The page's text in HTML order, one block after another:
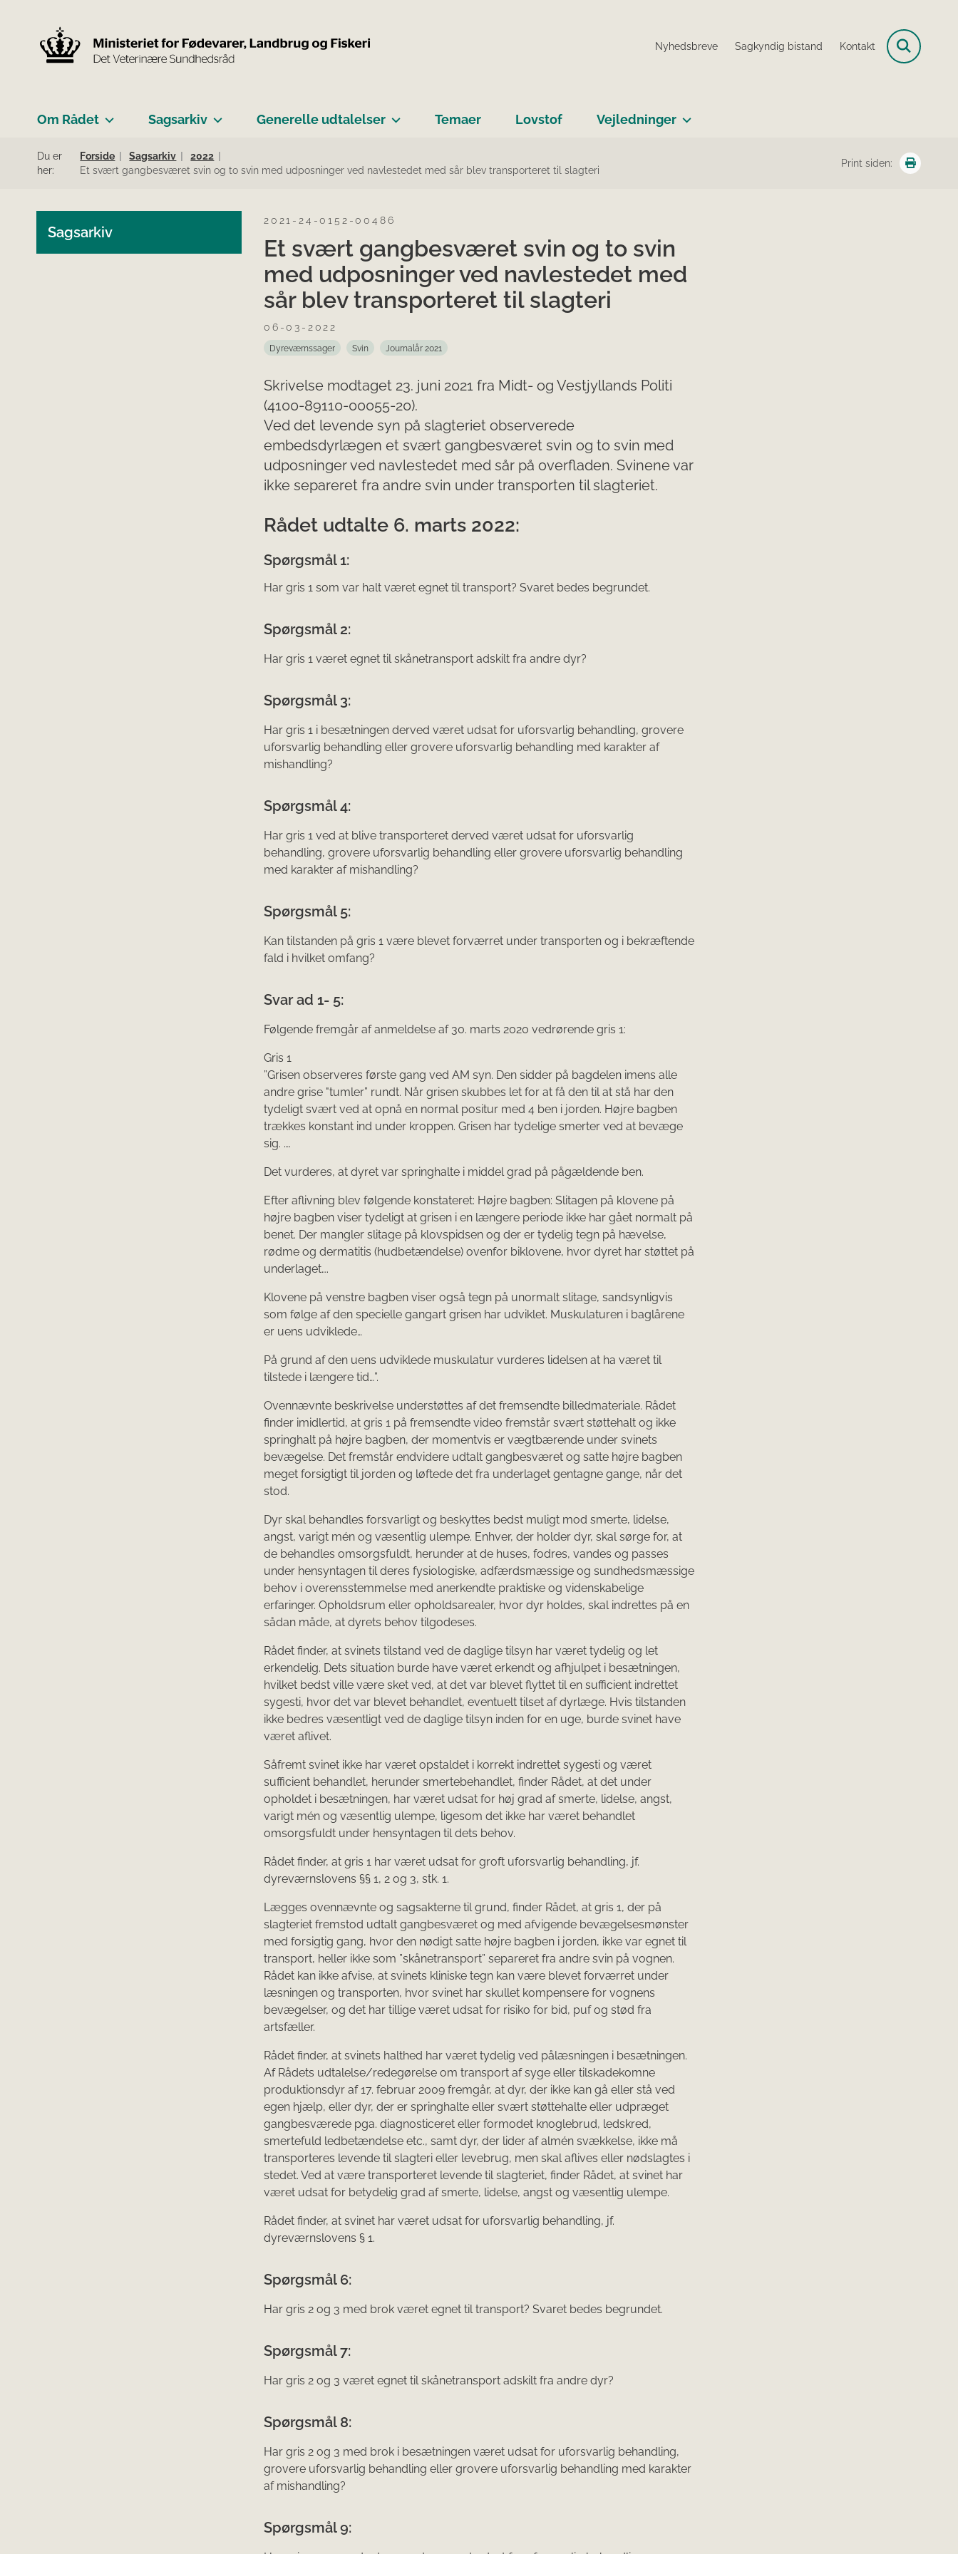
Nyhedsbreve Sagkyndig bistand Kontakt
Om Rådet Sagsarkiv Generelle udtalelser Temaer Lovstof Vejledninger
Du er
her:
Forside Sagsarkiv
2022
Et svært gangbesværet svin og to svin med udposninger ved navlestedet med sår blev transporteret til slagteri
Print siden:
Sagsarkiv
2021-24-0152-00486
Et svært gangbesværet svin og to svin
med udposninger ved navlestedet med
sår blev transporteret til slagteri
06-03-2022
Dyreværnssager Svin Journalår 2021
Skrivelse modtaget 23. juni 2021 fra Midt- og Vestjyllands Politi
(4100-89110-00055-20).
Ved det levende syn på slagteriet observerede
embedsdyrlægen et svært gangbesværet svin og to svin med
udposninger ved navlestedet med sår på overfladen. Svinene var
ikke separeret fra andre svin under transporten til slagteriet.
Rådet udtalte 6. marts 2022:
Spørgsmål 1:
Har gris 1 som var halt været egnet til transport? Svaret bedes begrundet.
Spørgsmål 2:
Har gris 1 været egnet til skånetransport adskilt fra andre dyr?
Spørgsmål 3:
Har gris 1 i besætningen derved været udsat for uforsvarlig behandling, grovere
uforsvarlig be­handling eller grovere uforsvarlig behandling med karakter af
mishandling?
Spørgsmål 4:
Har gris 1 ved at blive transporteret derved været udsat for uforsvarlig
behandling, grovere ufor­svarlig behandling eller grovere uforsvarlig behandling
med karakter af mishandling?
Spørgsmål 5:
Kan tilstanden på gris 1 være blevet forværret under transporten og i bekræftende
fald i hvilket omfang?
Svar ad 1- 5:
Følgende fremgår af anmeldelse af 30. marts 2020 vedrørende gris 1:
Gris 1
”Grisen observeres første gang ved AM syn. Den sidder på bagdelen imens alle
andre grise "tumler” rundt. Når grisen skubbes let for at få den til at stå har den
tydeligt svært ved at opnå en normal positur med 4 ben i jorden. Højre bagben
trækkes kon­stant ind under kroppen. Grisen har tydelige smerter ved at bevæge
sig. ….
Det vurderes, at dyret var springhalte i middel grad på pågældende ben.
Efter aflivning blev følgende konstateret: Højre bagben: Slitagen på klovene på
højre bagben viser tydeligt at grisen i en længere periode ikke har gået normalt på
benet. Der mangler slitage på klovspidsen og der er tydelig tegn på hævelse,
rødme og dermatitis (hudbetændelse) ovenfor biklovene, hvor dyret har støttet på
underlaget….
Klovene på venstre bagben viser også tegn på unormalt slitage, sandsynligvis
som følge af den specielle gangart grisen har udviklet. Muskulaturen i baglårene
er uens udviklede…
På grund af den uens udviklede muskulatur vurderes lidelsen at ha været til
tilstede i længere tid…”.
Ovennævnte beskrivelse understøttes af det fremsendte billedmateriale. Rådet
finder imidlertid, at gris 1 på fremsendte video fremstår svært støttehalt og ikke
springhalt på højre bagben, der momentvis er vægtbærende under svinets
bevægelse. Det fremstår endvidere udtalt gangbesværet og satte højre bagben
meget forsigtigt til jorden og løftede det fra underlaget gentagne gange, når det
stod.
Dyr skal behandles forsvarligt og beskyttes bedst muligt mod smerte, lidelse,
angst, varigt mén og væsentlig ulempe. Enhver, der holder dyr, skal sørge for, at
de behandles omsorgsfuldt, herunder at de huses, fodres, vandes og passes
under hensyntagen til deres fysiologiske, adfærdsmæssige og sundhedsmæssige
behov i overensstemmelse med anerkendte praktiske og videnskabelige
erfaringer. Opholdsrum eller opholdsarealer, hvor dyr holdes, skal indrettes på en
sådan måde, at dyrets behov tilgodeses.
Rådet finder, at svinets tilstand ved de daglige tilsyn har været tydelig og let
erkendelig. Dets situation burde have været erkendt og afhjulpet i besætningen,
hvilket bedst ville være sket ved, at det var blevet flyttet til en sufficient indrettet
sygesti, hvor det var blevet behandlet, eventuelt tilset af dyrlæge. Hvis tilstanden
ikke bedres væsentligt ved de daglige tilsyn inden for en uge, burde svinet have
været aflivet.
Såfremt svinet ikke har været opstaldet i korrekt indrettet sygesti og været
sufficient behandlet, herunder smertebehandlet, finder Rådet, at det under
opholdet i besætningen, har været udsat for høj grad af smerte, lidelse, angst,
varigt mén og væsentlig ulempe, ligesom det ikke har været behandlet
omsorgsfuldt under hensyntagen til dets behov.
Rådet finder, at gris 1 har været udsat for groft uforsvarlig behandling, jf.
dyreværnslovens §§ 1, 2 og 3, stk. 1.
Lægges ovennævnte og sagsakterne til grund, finder Rådet, at gris 1, der på
slagteriet fremstod udtalt gangbesværet og med afvigende bevægelsesmønster
med forsigtig gang, hvor den nødigt satte højre bagben i jorden, ikke var egnet til
transport, heller ikke som ”skånetransport” separeret fra andre svin på vognen.
Rådet kan ikke afvise, at svinets kliniske tegn kan være blevet forværret under
læsningen og transporten, hvor svinet har skullet kompensere for vognens
bevægelser, og det har tillige været udsat for risiko for bid, puf og stød fra
artsfæller.
Rådet finder, at svinets halthed har været tydelig ved pålæsningen i besætningen.
Af Rådets udtalelse/redegørelse om transport af syge eller tilskadekomne
produktionsdyr af 17. februar 2009 fremgår, at dyr, der ikke kan gå eller stå ved
egen hjælp, eller dyr, der er springhalte eller svært støttehalte eller udpræget
gangbesværede pga. diagnosticeret eller formodet knoglebrud, ledskred,
smertefuld ledbetændelse etc., samt dyr, der lider af almén svækkelse, ikke må
transporteres levende til slagteri eller levebrug, men skal aflives eller nødslagtes i
stedet. Ved at være transporteret levende til slagteriet, finder Rådet, at svinet har
været udsat for betydelig grad af smerte, lidelse, angst og væsentlig ulempe.
Rådet finder, at svinet har været udsat for uforsvarlig behandling, jf.
dyreværnslovens § 1.
Spørgsmål 6:
Har gris 2 og 3 med brok været egnet til transport? Svaret bedes begrundet.
Spørgsmål 7:
Har gris 2 og 3 været egnet til skånetransport adskilt fra andre dyr?
Spørgsmål 8:
Har gris 2 og 3 med brok i besætningen været udsat for uforsvarlig behandling,
grovere uforsvar­lig behandling eller grovere uforsvarlig behandling med karakter
af mishandling?
Spørgsmål 9: